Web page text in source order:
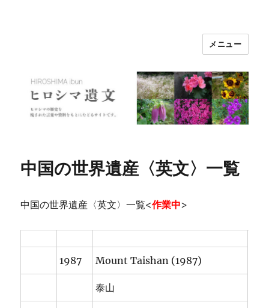
メニュー
中国の世界遺産〈英文〉一覧
中国の世界遺産〈英文〉一覧<作業中>
1987 Mount Taishan (1987)
泰山